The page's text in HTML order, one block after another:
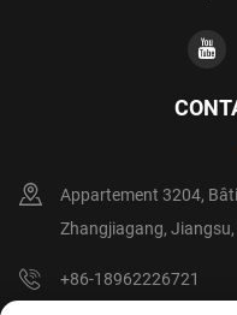
Appartement 3204,
Zhangjiagang, Jiangsu,
+86-18962226721